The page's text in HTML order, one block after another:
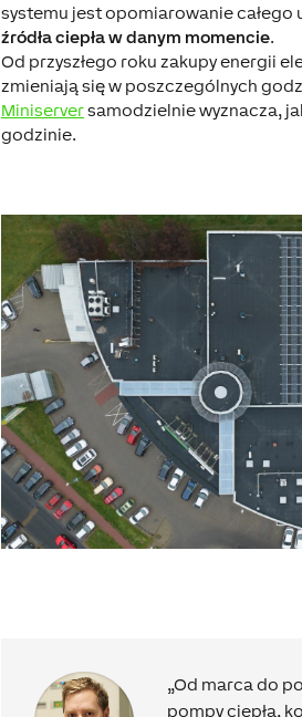
systemu jest opomiarowanie całego
źródła ciepła w danym momencie.
Od przyszłego roku zakupy energii
zmieniają się w poszczególnych
Miniserversamodzielnie wyznacza,
godzinie.
„Od marca do
pompy ciepła,